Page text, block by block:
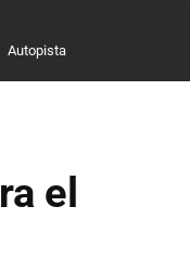
Autopista
el